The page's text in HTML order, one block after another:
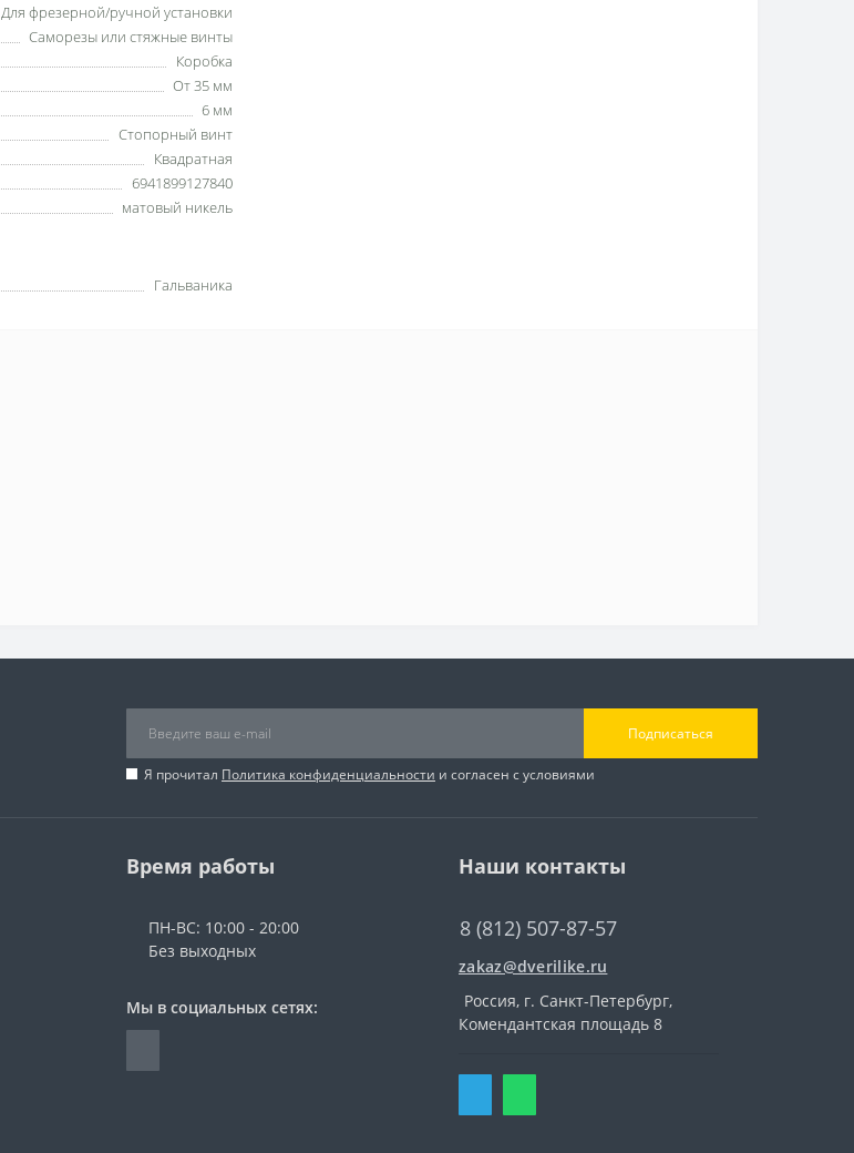
Для фрезерной/ручной установки
Саморезы или стяжные винты
Коробка
От 35 мм
6 мм
Стопорный винт
Квадратная
6941899127840
матовый никель
Гальваника
Подписаться
Я прочитал Политика конфиденциальности и согласен с условиями
Время работы
ПН-ВС: 10:00 - 20:00
Без выходных
Мы в социальных сетях:
Наши контакты
8 (812) 507-87-57
zakaz@dverilike.ru
Россия, г. Санкт-Петербург,
Комендантская площадь 8